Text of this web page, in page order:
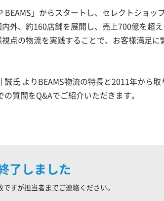
」からスタートし、セレクトショッ
外、約160店舗を展開し、売上700億を超
点の物流を実践することで、お客様満足に
氏 よりBEAMS物流の特長と2011年から取
質問をQ&Aでご紹介いただきます。
了しました
ですが担当者までご連絡ください。